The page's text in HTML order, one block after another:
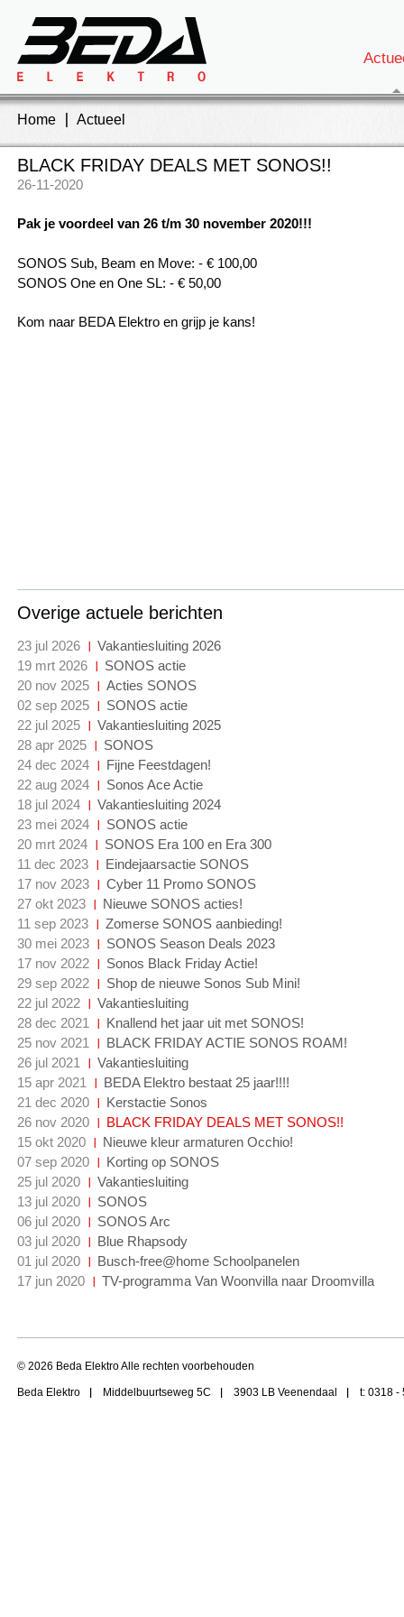
Home Actueel
BLACK FRIDAY DEALS MET SONOS!!
26-11-2020
Pak je voordeel van 26 t/m 30 november 2020!!!
SONOS Sub, Beam en Move: - € 100,00
SONOS One en One SL: - € 50,00
Kom naar BEDA Elektro en grijp je kans!
Overige actuele berichten
23 jul 2026
Vakantiesluiting 2026
19 mrt 2026
SONOS actie
20 nov 2025
Acties SONOS
02 sep 2025
SONOS actie
22 jul 2025
Vakantiesluiting 2025
28 apr 2025
SONOS
24 dec 2024
Fijne Feestdagen!
22 aug 2024
Sonos Ace Actie
18 jul 2024
Vakantiesluiting 2024
23 mei 2024
SONOS actie
20 mrt 2024
SONOS Era 100 en Era 300
11 dec 2023
Eindejaarsactie SONOS
17 nov 2023
Cyber 11 Promo SONOS
27 okt 2023
Nieuwe SONOS acties!
11 sep 2023
Zomerse SONOS aanbieding!
30 mei 2023
SONOS Season Deals 2023
17 nov 2022
Sonos Black Friday Actie!
29 sep 2022
Shop de nieuwe Sonos Sub Mini!
22 jul 2022
Vakantiesluiting
28 dec 2021
Knallend het jaar uit met SONOS!
25 nov 2021
BLACK FRIDAY ACTIE SONOS ROAM!
26 jul 2021
Vakantiesluiting
15 apr 2021
BEDA Elektro bestaat 25 jaar!!!!
21 dec 2020
Kerstactie Sonos
26 nov 2020
BLACK FRIDAY DEALS MET SONOS!!
15 okt 2020
Nieuwe kleur armaturen Occhio!
07 sep 2020
Korting op SONOS
25 jul 2020
Vakantiesluiting
13 jul 2020
SONOS
06 jul 2020
SONOS Arc
03 jul 2020
Blue Rhapsody
01 jul 2020
Busch-free@home Schoolpanelen
17 jun 2020
TV-programma Van Woonvilla naar Droomvilla
© 2026 Beda Elektro Alle rechten voorbehouden
Beda Elektro Middelbuurtseweg 5C 3903 LB Veenendaal t: 0318 -